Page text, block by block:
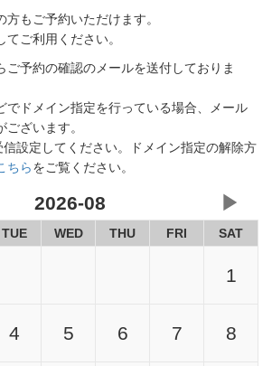
もご予約いただけます。
ご利用ください。
ご予約の確認のメールを送付しておりま
でドメイン指定を行っている場合、メール
ざいます。
信設定してください。ドメイン指定の解除方
ちらをご覧ください。
2026-08 ▶
TUE WED THU FRI SAT
1
4 5 6 7 8